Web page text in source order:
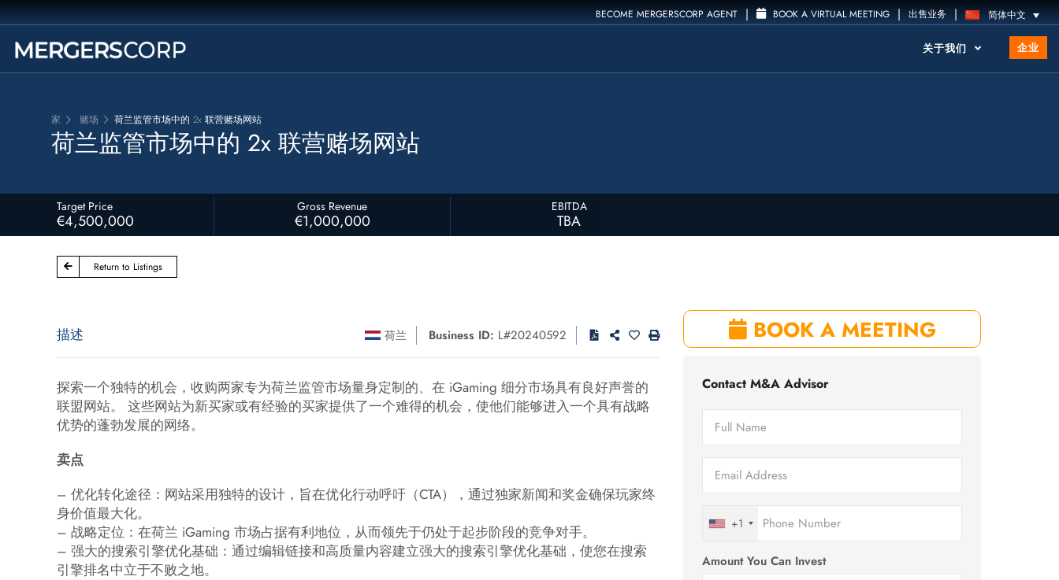
BECOME MERGERSCORP AGENT | BOOK A VIRTUAL MEETING | 出售业务 | 简体中文
关于我们 企业
家 赌场 荷兰监管市场中的 2x 联营赌场网站
荷兰监管市场中的 2x 联营赌场网站
Target Price
€4,500,000
Gross Revenue
€1,000,000
EBITDA
TBA
Return to Listings
描述 荷兰 Business ID: L#20240592
探索一个独特的机会，收购两家专为荷兰监管市场量身定制的、在 iGaming 细分市场具有良好声誉的
联盟网站。 这些网站为新买家或有经验的买家提供了一个难得的机会，使他们能够进入一个具有战略
优势的蓬勃发展的网络。
卖点
– 优化转化途径：网站采用独特的设计，旨在优化行动呼吁（CTA），通过独家新闻和奖金确保玩家终
身价值最大化。
– 战略定位：在荷兰 iGaming 市场占据有利地位，从而领先于仍处于起步阶段的竞争对手。
– 强大的搜索引擎优化基础：通过编辑链接和高质量内容建立强大的搜索引擎优化基础，使您在搜索
引擎排名中立于不败之地。
BOOK A MEETING
Contact M&A Advisor
+1
Amount You Can Invest